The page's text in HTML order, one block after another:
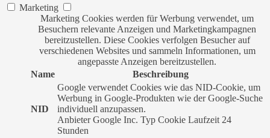
Marketing
Marketing Cookies werden für Werbung verwendet, um
Besuchern relevante Anzeigen und Marketingkampagnen
bereitzustellen. Diese Cookies verfolgen Besucher auf
verschiedenen Websites und sammeln Informationen, um
angepasste Anzeigen bereitzustellen.
Name
Beschreibung
NID
Google verwendet Cookies wie das NID-Cookie, um
Werbung in Google-Produkten wie der Google-Suche
individuell anzupassen.
Anbieter Google Inc. Typ Cookie Laufzeit 24
Stunden